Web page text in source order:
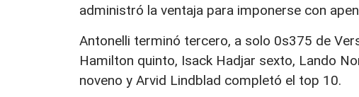
administró la ventaja para imponerse con
Antonelli terminó tercero, a solo 0s375 de
Hamilton quinto, Isack Hadjar sexto, Lando
noveno y Arvid Lindblad completó el top 10.